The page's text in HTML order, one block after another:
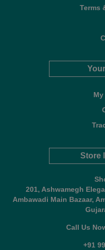
Terms
Store
201, Ashwamegh
Ambawadi Main Bazaar,
Call Us
+91